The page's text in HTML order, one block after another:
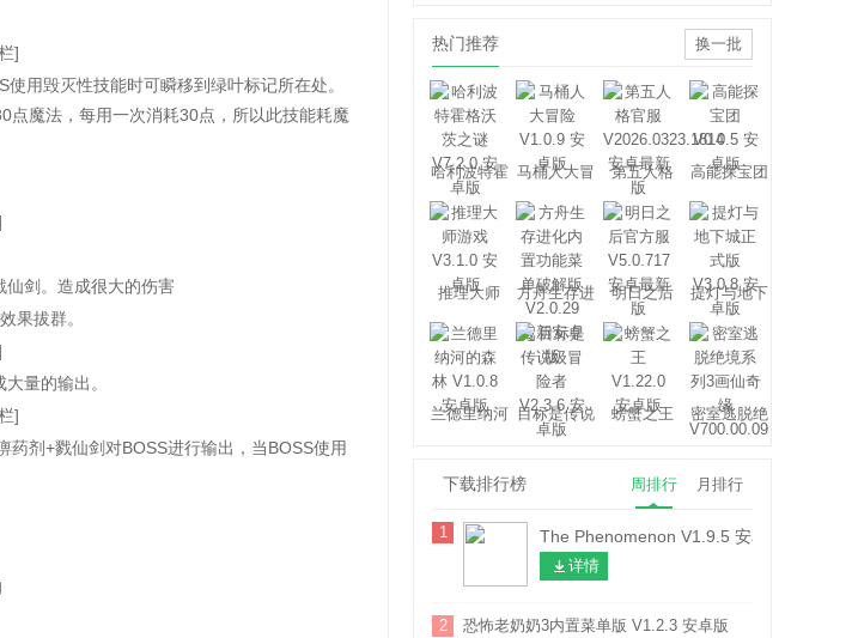
]
用毁灭性技能时可瞬移到绿叶标记所在处。
点魔法，每用一次消耗30点，所以此技能耗魔
剑。造成很大的伤害
果拔群。
量的输出。
]
剂+戮仙剑对BOSS进行输出，当BOSS使用
热门推荐 换一批
哈利波特霍
格沃茨之谜
马桶人大冒
第五人格 高能探宝团
推理大师
方舟生存进
化
明日之后
提灯与地下
城
兰德里纳河
目标是传说
级冒险者
螃蟹之王
密室逃脱绝
境系列3画
下载排行榜 周排行 月排行
1 The Phenomenon V1.9.5 安卓版
详情
2 恐怖老奶奶3内置菜单版 V1.2.3 安卓版